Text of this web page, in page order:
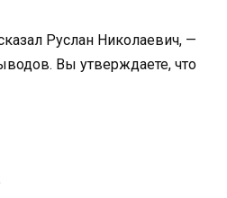
Руслан Николаевич, —
Вы утверждаете, что